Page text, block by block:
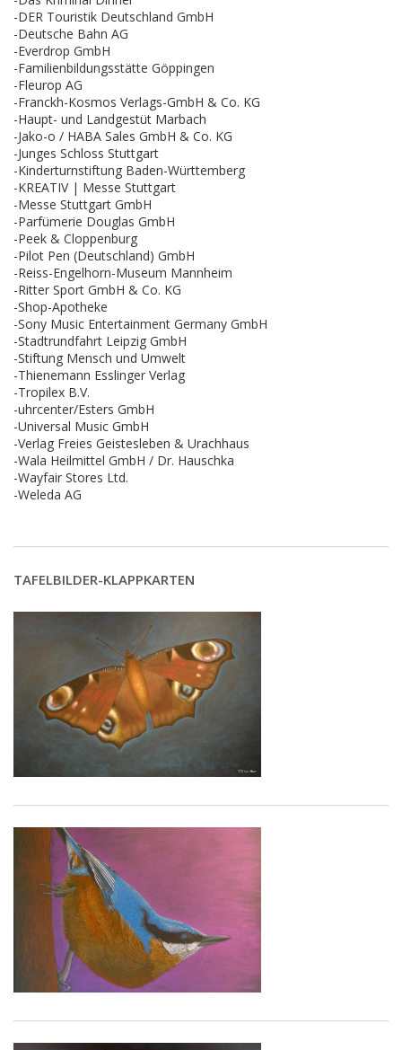
-DER Touristik Deutschland GmbH
-Deutsche Bahn AG
-Everdrop GmbH
-Familienbildungsstätte Göppingen
-Fleurop AG
-Franckh-Kosmos Verlags-GmbH & Co. KG
-Haupt- und Landgestüt Marbach
-Jako-o / HABA Sales GmbH & Co. KG
-Junges Schloss Stuttgart
-Kinderturnstiftung Baden-Württemberg
-KREATIV | Messe Stuttgart
-Messe Stuttgart GmbH
-Parfümerie Douglas GmbH
-Peek & Cloppenburg
-Pilot Pen (Deutschland) GmbH
-Reiss-Engelhorn-Museum Mannheim
-Ritter Sport GmbH & Co. KG
-Shop-Apotheke
-Sony Music Entertainment Germany GmbH
-Stadtrundfahrt Leipzig GmbH
-Stiftung Mensch und Umwelt
-Thienemann Esslinger Verlag
-Tropilex B.V.
-uhrcenter/Esters GmbH
-Universal Music GmbH
-Verlag Freies Geistesleben & Urachhaus
-Wala Heilmittel GmbH / Dr. Hauschka
-Wayfair Stores Ltd.
-Weleda AG
TAFELBILDER-KLAPPKARTEN